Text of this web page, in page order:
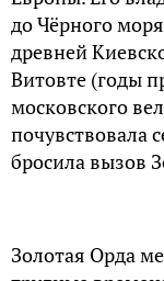
до Чёрного
древней
Витовте (годы
московского
почувствовала
бросила вызов
Золотая Орда